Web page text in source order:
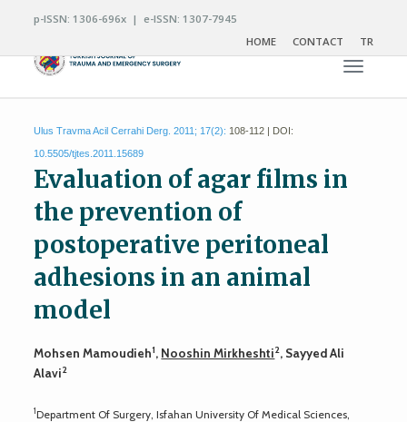
p-ISSN: 1306-696x | e-ISSN: 1307-7945
HOME
CONTACT TR
Toggle
Ulus Travma Acil Cerrahi Derg. 2011; 17(2): 108-112 | DOI:
10.5505/tjtes.2011.15689
Evaluation of agar films in
the prevention of
postoperative peritoneal
adhesions in an animal
model
Mohsen Mamoudieh1, Nooshin Mirkheshti2, Sayyed Ali
Alavi2
1Department Of Surgery, Isfahan University Of Medical Sciences,